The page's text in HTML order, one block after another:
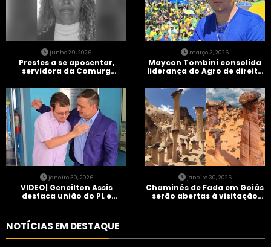
junho 29, 2026
Prestes a se aposentar,
servidora da Comurg
entra em protocolo de
morte encefálica
março 3, 2026
Maycon Tombini consolida
liderança do Agro de direita
Brasil” em Goiânia
janeiro 30, 2026
VÍDEO| Geneilton Assis
destaca união do PL e
janeiro 30, 2026
Chaminés de Fada em Goiás
serão abertas à visitação
NOTÍCIAS EM DESTAQUE